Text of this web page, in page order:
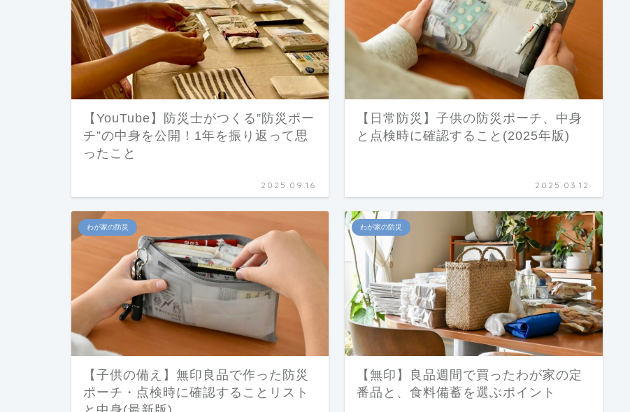
【YouTube】防災士がつくる”防災ポー
チ”の中身を公開！1年を振り返って思
ったこと
2025.09.16
【日常防災】子供の防災ポーチ、中身
と点検時に確認すること(2025年版)
2025.03.12
わが家の防災
【子供の備え】無印良品で作った防災
ポーチ・点検時に確認することリスト
わが家の防災
【無印】良品週間で買ったわが家の定
番品と、食料備蓄を選ぶポイント